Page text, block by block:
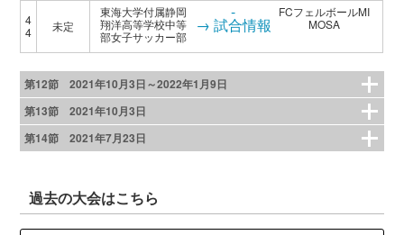
4
4
未定
東海大学付属静岡
翔洋高等学校中等
部女子サッカー部
-
→ 試合情報
FCフェルボールMI
MOSA
第12節 2021年10月3日～2022年1月9日
第13節 2021年10月3日
第14節 2021年7月23日
過去の大会はこちら